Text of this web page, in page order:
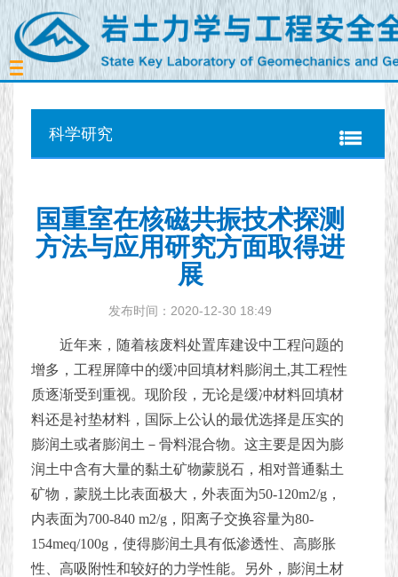
Toggle
科学研究
国重室在核磁共振技术探测
方法与应用研究方面取得进
展
发布时间：2020-12-30 18:49
近年来，随着核废料处置库建设中工程问题的
增多，工程屏障中的缓冲回填材料膨润土,其工程性
质逐渐受到重视。现阶段，无论是缓冲材料回填材
料还是衬垫材料，国际上公认的最优选择是压实的
膨润土或者膨润土－骨料混合物。这主要是因为膨
润土中含有大量的黏土矿物蒙脱石，相对普通黏土
矿物，蒙脱土比表面极大，外表面为50-120m2/g，
内表面为700-840 m2/g，阳离子交换容量为80-
154meq/100g，使得膨润土具有低渗透性、高膨胀
性、高吸附性和较好的力学性能。另外，膨润土材